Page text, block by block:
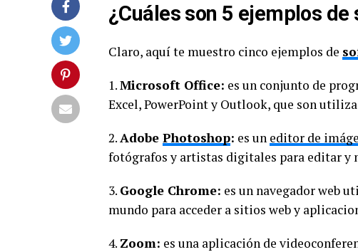
¿Cuáles son 5 ejemplos
Claro, aquí te muestro cinco ejemplos de
1.Microsoft Office: es un conjunto de
Excel, PowerPoint y Outlook, que son
2.Adobe Photoshop: es un editor de
fotógrafos y artistas digitales para editar y
3. Google Chrome: es un navegador web
mundo para acceder a sitios web y
4. Zoom: es una aplicación de